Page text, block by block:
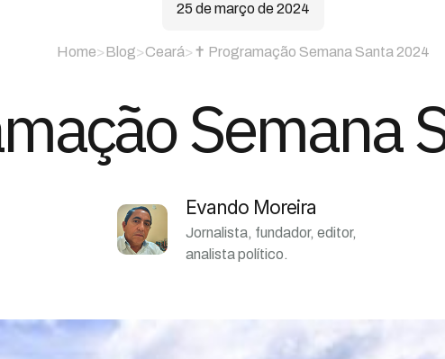
25 de março de 2024
Home> Blog>Ceará> ✝️ Programação Semana Santa 2024
Semana
Evando Moreira
Jornalista, fundador, editor,
analista político.